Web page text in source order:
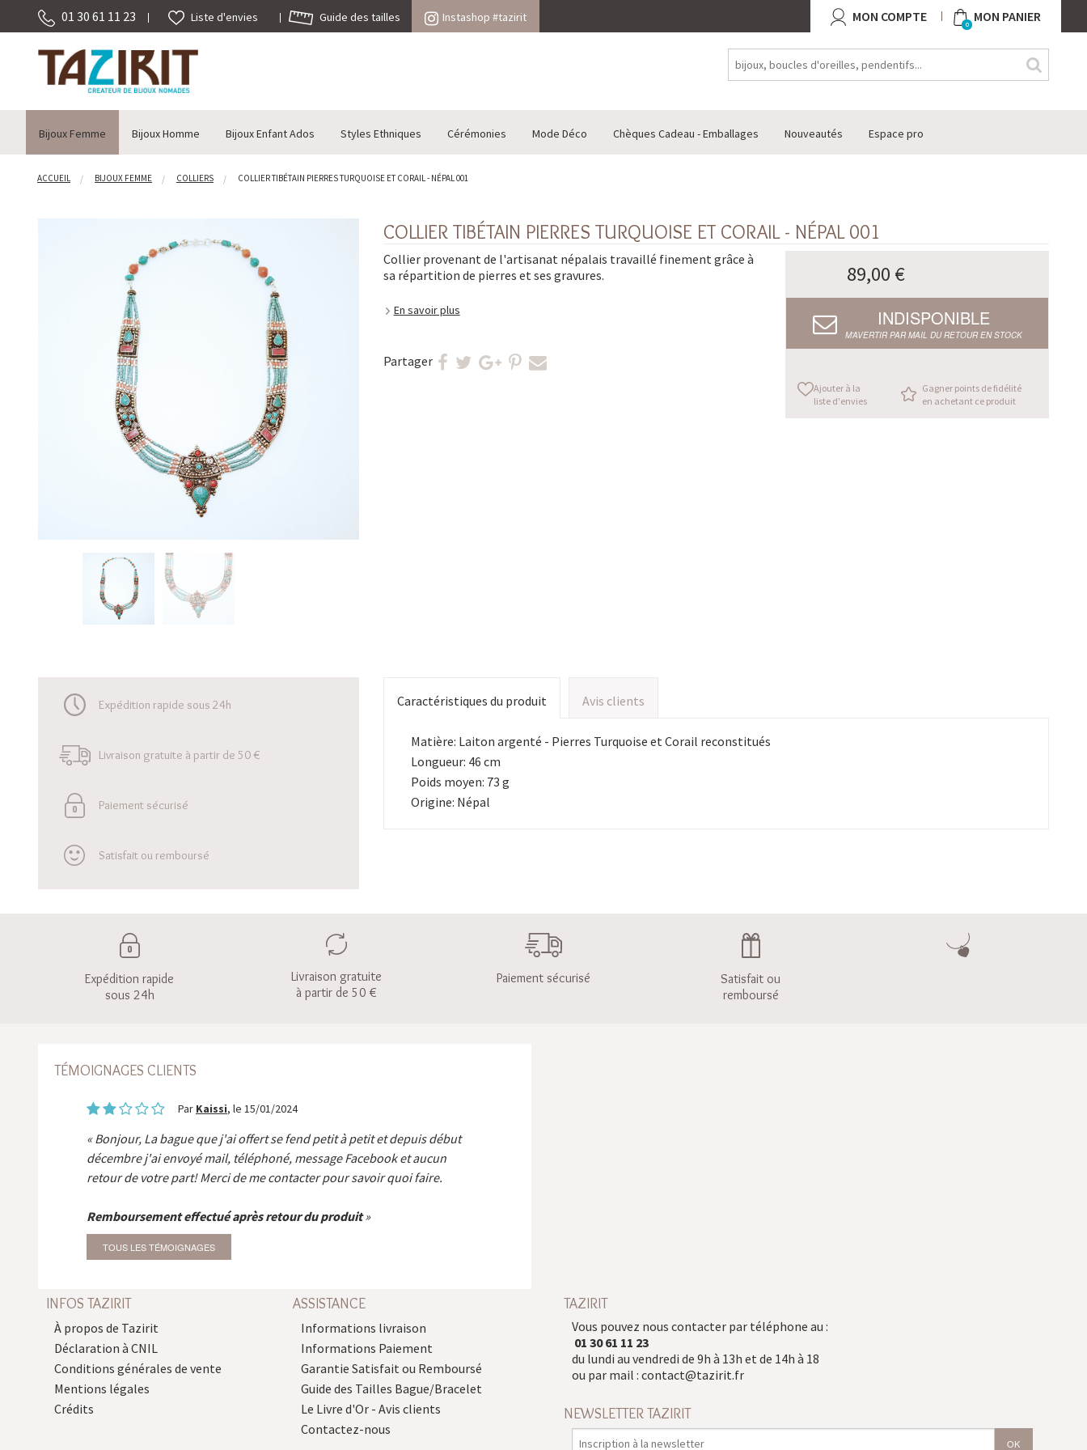
01 30 61 11 23 Liste d'envies Guide des tailles Instashop #tazirit MON COMPTE 0 MON PANIER
Bijoux Femme Bijoux Homme Bijoux Enfant Ados Styles Ethniques Cérémonies Mode Déco Chèques Cadeau - Emballages Nouveautés Espace pro
ACCUEIL BIJOUX FEMME COLLIERS COLLIER TIBÉTAIN PIERRES TURQUOISE ET CORAIL - NÉPAL 001
COLLIER TIBÉTAIN PIERRES TURQUOISE ET CORAIL - NÉPAL 001
Collier provenant de l'artisanat népalais travaillé finement grâce à
sa répartition de pierres et ses gravures.
En savoir plus
Partager
89,00 €
INDISPONIBLE
M’AVERTIR PAR MAIL DU RETOUR EN STOCK
Ajouter à la
liste d'envies
Gagner points de fidélité
en achetant ce produit
Expédition rapide sous 24h
Livraison gratuite à partir de 50 €
Paiement sécurisé
Satisfait ou remboursé
Caractéristiques du produit Avis clients
Matière: Laiton argenté - Pierres Turquoise et Corail reconstitués
Longueur: 46 cm
Poids moyen: 73 g
Origine: Népal
Expédition rapide
sous 24h
Livraison gratuite
à partir de 50 €
Paiement sécurisé
Satisfait ou
remboursé
TÉMOIGNAGES CLIENTS
Par Kaissi, le 15/01/2024
Bonjour, La bague que j'ai offert se fend petit à petit et depuis début
décembre j'ai envoyé mail, téléphoné, message Facebook et aucun
retour de votre part! Merci de me contacter pour savoir quoi faire.
Remboursement effectué après retour du produit
TOUS LES TÉMOIGNAGES
INFOS TAZIRIT
À propos de Tazirit
Déclaration à CNIL
Conditions générales de vente
Mentions légales
Crédits
ASSISTANCE
Informations livraison
Informations Paiement
Garantie Satisfait ou Remboursé
Guide des Tailles Bague/Bracelet
Le Livre d'Or - Avis clients
Contactez-nous
TAZIRIT
Vous pouvez nous contacter par téléphone au :
01 30 61 11 23
du lundi au vendredi de 9h à 13h et de 14h à 18
ou par mail : contact@tazirit.fr
NEWSLETTER TAZIRIT